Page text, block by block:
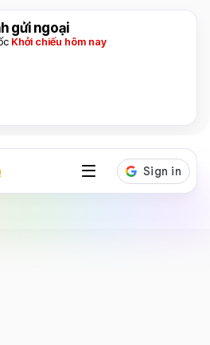
gửi ngoại
Khởi chiếu hôm nay